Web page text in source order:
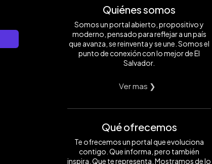
Quiénes somos
Somos un portal abierto, propositivo y
moderno, pensado para reflejar a un país
que avanza, se reinventa y se une. Somos el
punto de conexión con lo mejor de El
Salvador.
Ver mas ❯
Qué ofrecemos
Te ofrecemos un portal que evoluciona
contigo. Que informa, pero también
inspira. Que te representa. Mostramos de lo